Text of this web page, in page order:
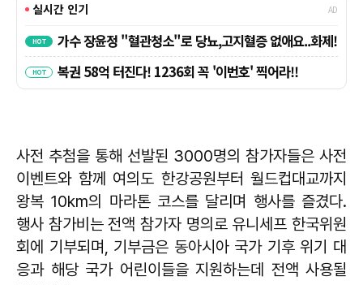
사전 추첨을 통해 선발된 3000명의 참가자들은 사전
이벤트와 함께 여의도 한강공원부터 월드컵대교까지
왕복 10km의 마라톤 코스를 달리며 행사를 즐겼다.
행사 참가비는 전액 참가자 명의로 유니세프 한국위원
회에 기부되며, 기부금은 동아시아 국가 기후 위기 대
응과 해당 국가 어린이들을 지원하는데 전액 사용될